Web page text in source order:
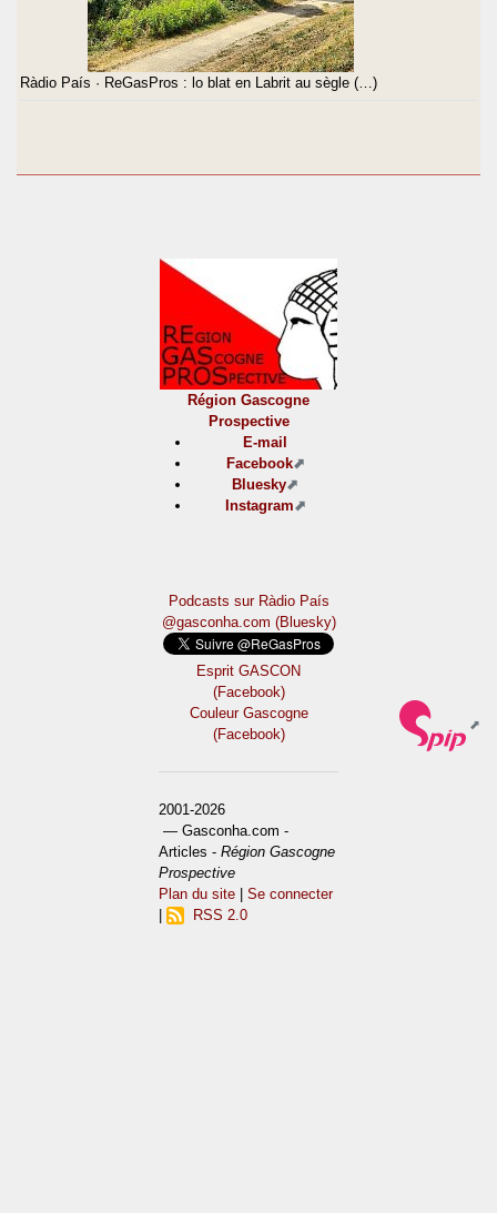
Ràdio País · ReGasPros : lo blat en Labrit au sègle (…)
Région Gascogne
Prospective
E-mail
Facebook
Bluesky
Instagram
Podcasts sur Ràdio País
@gasconha.com (Bluesky)
Esprit GASCON
(Facebook)
Couleur Gascogne
(Facebook)
2001-2026
— Gasconha.com -
Articles -Région Gascogne
Prospective
Plan du site |Se connecter
RSS 2.0